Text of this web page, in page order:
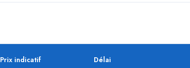
Prix indicatif Délai